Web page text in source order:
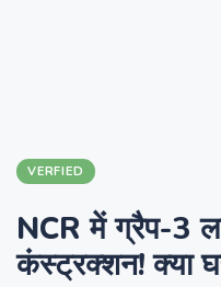
VERFIED
NCR में ग्रैप-3
कंस्ट्रक्शन! क्या